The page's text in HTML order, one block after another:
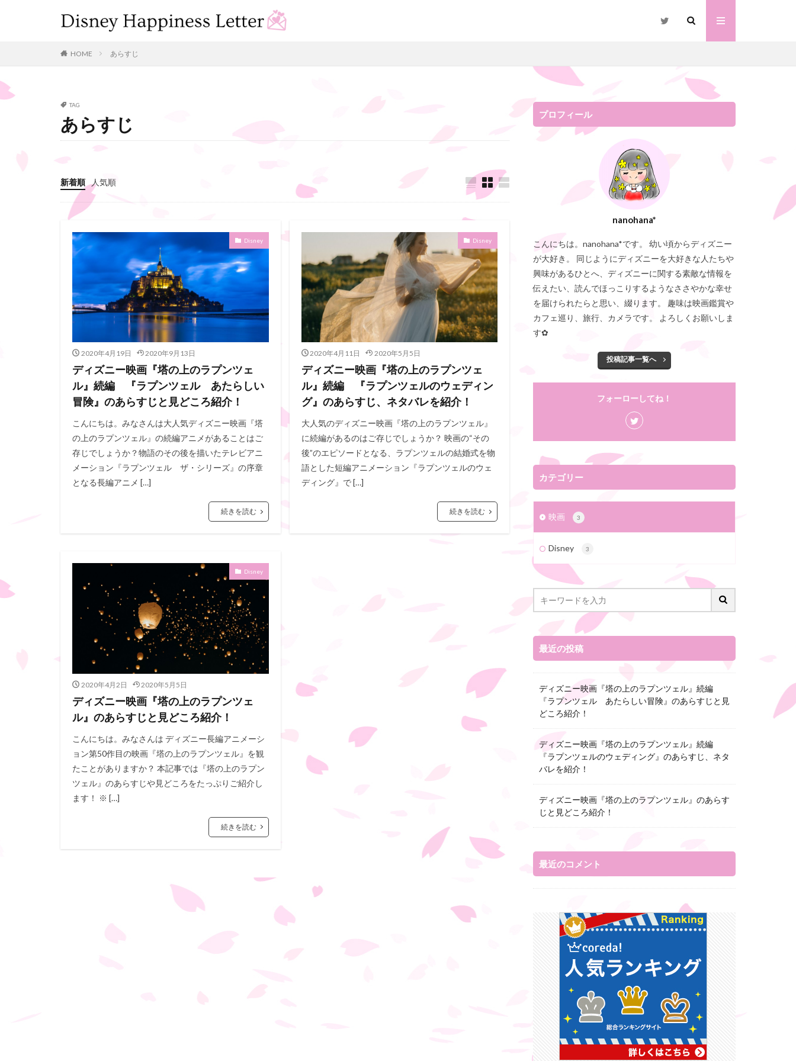
HOME あらすじ
TAG
あらすじ
新着順 人気順
Disney
2020年4月19日 2020年9月13日
ディズニー映画『塔の上のラプンツェ
ル』続編 『ラプンツェル あたらしい
冒険』のあらすじと見どころ紹介！
こんにちは。みなさんは大人気ディズニー映画『塔
の上のラプンツェル』の続編アニメがあることはご
存じでしょうか？物語のその後を描いたテレビアニ
メーション『ラプンツェル ザ・シリーズ』の序章
となる長編アニメ […]
続きを読む
Disney
2020年4月11日 2020年5月5日
ディズニー映画『塔の上のラプンツェ
ル』続編 『ラプンツェルのウェディン
グ』のあらすじ、ネタバレを紹介！
大人気のディズニー映画『塔の上のラプンツェル』
に続編があるのはご存じでしょうか？ 映画の“その
後”のエピソードとなる、ラプンツェルの結婚式を物
語とした短編アニメーション『ラプンツェルのウェ
ディング』で […]
続きを読む
Disney
2020年4月2日 2020年5月5日
ディズニー映画『塔の上のラプンツェ
ル』のあらすじと見どころ紹介！
こんにちは。みなさんは ディズニー長編アニメーシ
ョン第50作目の映画『塔の上のラプンツェル』を観
たことがありますか？ 本記事では『塔の上のラプン
ツェル』のあらすじや見どころをたっぷりご紹介し
ます！ ※ […]
続きを読む
プロフィール
nanohana*
こんにちは。nanohana*です。 幼い頃からディズニー
が大好き。 同じようにディズニーを大好きな人たちや
興味があるひとへ、ディズニーに関する素敵な情報を
伝えたい、読んでほっこりするようなささやかな幸せ
を届けられたらと思い、綴ります。 趣味は映画鑑賞や
カフェ巡り、旅行、カメラです。 よろしくお願いしま
す✿
投稿記事一覧へ
フォーローしてね！
カテゴリー
映画 3
Disney 3
最近の投稿
ディズニー映画『塔の上のラプンツェル』続編
『ラプンツェル あたらしい冒険』のあらすじと見
どころ紹介！
ディズニー映画『塔の上のラプンツェル』続編
『ラプンツェルのウェディング』のあらすじ、ネタ
バレを紹介！
ディズニー映画『塔の上のラプンツェル』のあらす
じと見どころ紹介！
最近のコメント
ネタバレ